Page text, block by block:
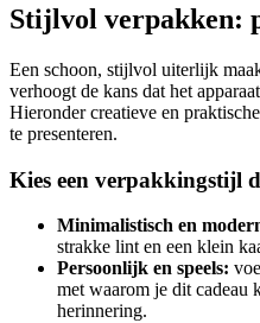
Stijlvol verpakken:
Een schoon, stijlvol uiterlijk
verhoogt de kans dat het
Hieronder creatieve en
te presenteren.
Kies een verpakkingstijl
Minimalistisch en
strakke lint en een klein
Persoonlijk en speels:
met waarom je dit cadeau
herinnering.